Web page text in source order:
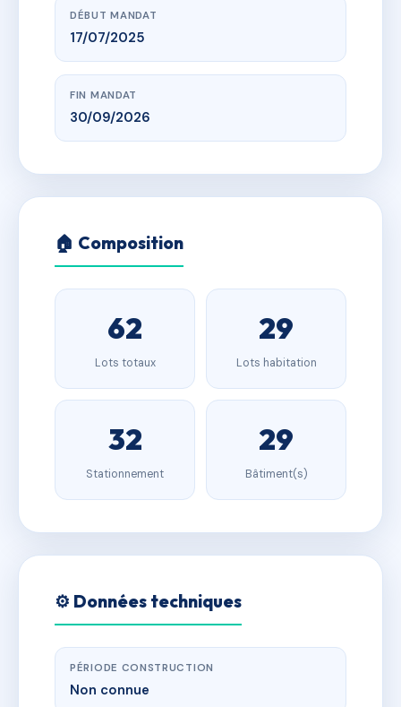
DÉBUT MANDAT
17/07/2025
FIN MANDAT
30/09/2026
🏠 Composition
62
Lots totaux
29
Lots habitation
32
Stationnement
29
Bâtiment(s)
⚙️ Données techniques
PÉRIODE CONSTRUCTION
Non connue